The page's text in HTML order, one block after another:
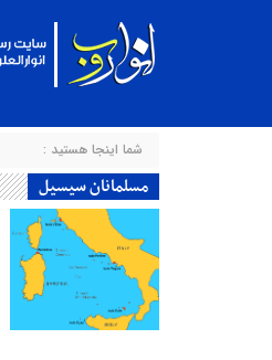
شما اینجا هستید :
مسلمانان سیسیل
۲۲ اردیبهشت ۱۳۹۳